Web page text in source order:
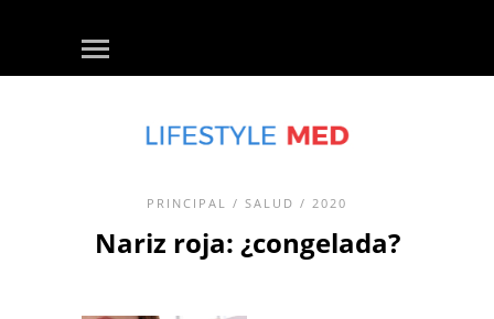
PRINCIPAL / SALUD / 2020
Nariz roja: ¿congelada?